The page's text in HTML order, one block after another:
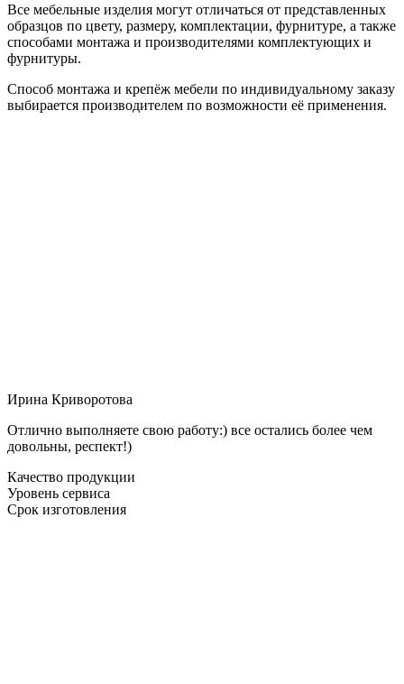
Все мебельные изделия могут отличаться от представленных
образцов по цвету, размеру, комплектации, фурнитуре, а также
способами монтажа и производителями комплектующих и
фурнитуры.
Способ монтажа и крепёж мебели по индивидуальному заказу
выбирается производителем по возможности её применения.
Ирина Криворотова
Отлично выполняете свою работу:) все остались более чем
довольны, респект!)
Качество продукции
Уровень сервиса
Срок изготовления